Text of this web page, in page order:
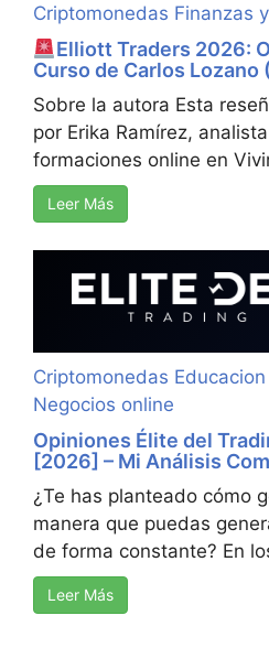
Criptomonedas Finanzas
Elliott Traders 2026:
Curso de Carlos Lozano
Sobre la autora Esta
por Erika Ramírez,
formaciones online en
Leer Más
Criptomonedas
Negocios online
Opiniones Élite del
[2026] – Mi Análisis
¿Te has planteado cómo
manera que puedas
de forma constante? En
Leer Más